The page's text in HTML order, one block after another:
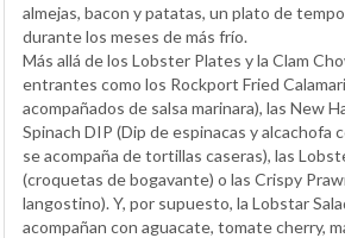
almejas, bacon y patatas, un plato de
durante los meses de más frío.
Más allá de los Lobster Plates y la Clam
entrantes como los Rockport Fried
acompañados de salsa marinara), las New
Spinach DIP (Dip de espinacas y alcachofa
se acompaña de tortillas caseras), las
(croquetas de bogavante) o las Crispy
langostino). Y, por supuesto, la Lobstar
acompañan con aguacate, tomate cherry,